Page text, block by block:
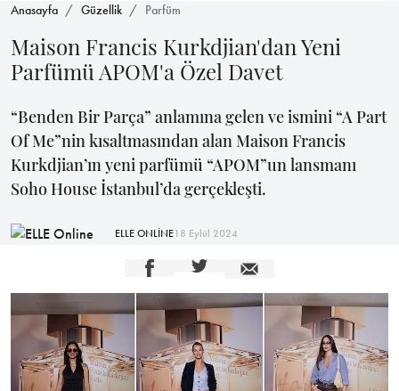
Anasayfa Güzellik Parfüm
Maison Francis Kurkdjian'dan Yeni
Parfümü APOM'a Özel Davet
“Benden Bir Parça” anlamına gelen ve ismini “A Part
Of Me”nin kısaltmasından alan Maison Francis
Kurkdjian’ın yeni parfümü “APOM”un lansmanı
Soho House İstanbul’da gerçekleşti.
ELLE ONLİNE18 Eylül 2024